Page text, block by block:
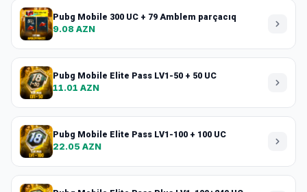
Pubg Mobile 300 UC + 79 Amblem parçacıq
9.08 AZN
Pubg Mobile Elite Pass LV1-50 + 50 UC
11.01 AZN
Pubg Mobile Elite Pass LV1-100 + 100 UC
22.05 AZN